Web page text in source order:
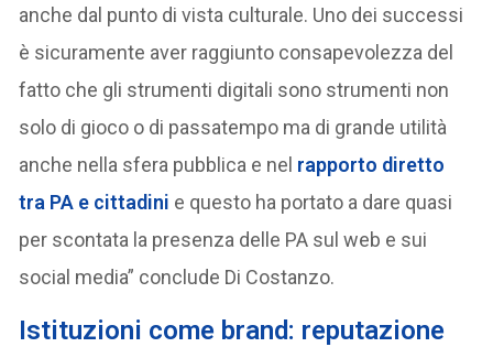
anche dal punto di vista culturale. Uno dei successi
è sicuramente aver raggiunto consapevolezza del
fatto che gli strumenti digitali sono strumenti non
solo di gioco o di passatempo ma di grande utilità
anche nella sfera pubblica e nel rapporto diretto
tra PA e cittadini e questo ha portato a dare quasi
per scontata la presenza delle PA sul web e sui
social media” conclude Di Costanzo.
Istituzioni come brand: reputazione